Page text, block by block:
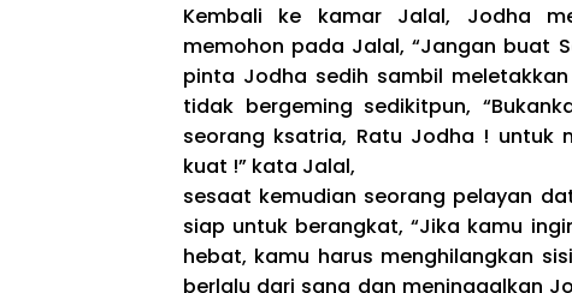
Kembali ke kamar Jalal, Jodha
memohon pada Jalal, “Jangan buat
pinta Jodha sedih sambil
tidak bergeming sedikitpun,
seorang ksatria, Ratu Jodha ! untuk
kuat !” kata Jalal,
sesaat kemudian seorang pelayan
siap untuk berangkat, “Jika kamu
hebat, kamu harus menghilangkan
berlalu dari sana dan meninggalkan